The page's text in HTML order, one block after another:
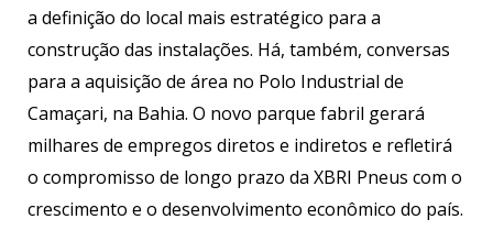
a definição do local mais estratégico para a
construção das instalações. Há, também, conversas
para a aquisição de área no Polo Industrial de
Camaçari, na Bahia. O novo parque fabril gerará
milhares de empregos diretos e indiretos e refletirá
o compromisso de longo prazo da XBRI Pneus com o
crescimento e o desenvolvimento econômico do país.